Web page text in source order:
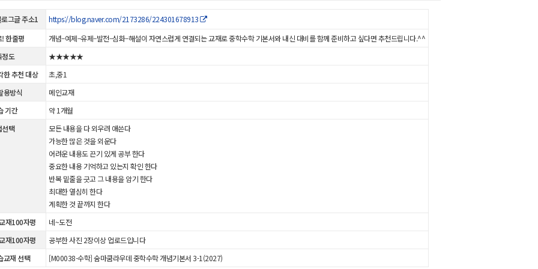
그글 주소1
https://blog.naver.com/2173286/224301678913
한줄평
개념–예제–유제–발전–심화–해설이 자연스럽게 연결되는 교재로 중학수학 기본서와 내신 대비를 함께 준비하고 싶다면 추천드립니다.^^
정도
★★★★★
한 추천 대상
초,중1
용방식
메인교재
기간
약 1개월
선택
모든 내용을 다 외우려 애쓴다
가능한 많은 것을 외운다
어려운 내용도 끈기 있게 공부 한다
중요한 내용 기억하고 있는지 확인 한다
반복 밑줄을 긋고 그 내용을 암기 한다
최대한 열심히 한다
계획한 것 끝까지 한다
재100자평
네~도전
재100자평
공부한 사진 2장이상 업로드입니다
교재 선택
[M00038-수학] 숨마쿰라우데 중학수학 개념기본서 3-1(2027)